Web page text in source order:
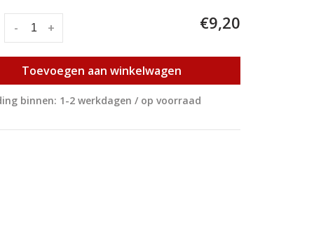
+
- €9,20
Toevoegen aan winkelwagen
binnen: 1-2 werkdagen / op voorraad